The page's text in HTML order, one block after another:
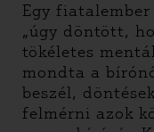
Egy
„úgy döntött,
tökéletes
mondta a
beszél,
felmérni azok